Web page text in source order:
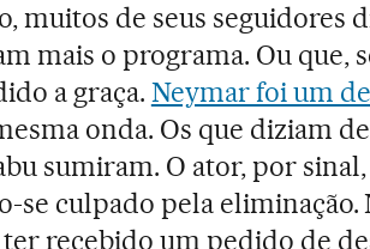
muitos de seus seguidores
mais o programa. Ou que,
a graça. Neymar foi um
onda. Os que diziam
sumiram. O ator, por
se culpado pela eliminação.
recebido um pedido de